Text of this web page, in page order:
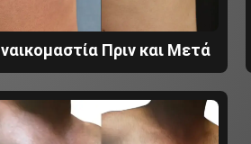
Πριν και Μετά